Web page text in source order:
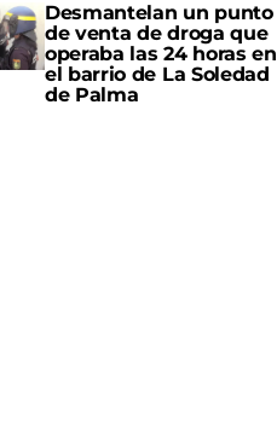
Desmantelan un punto
de venta de droga que
operaba las 24 horas en
el barrio de La Soledad
de Palma